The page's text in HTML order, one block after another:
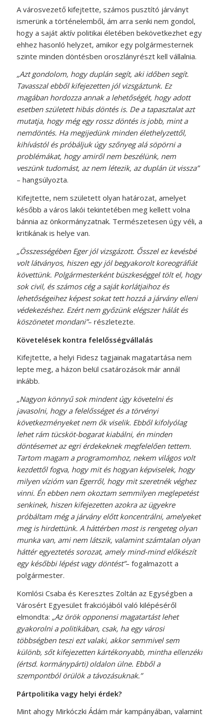
A városvezető kifejtette, számos pusztító járványt
ismerünk a történelemből, ám arra senki nem gondol,
hogy a saját aktív politikai életében bekövetkezhet egy
ehhez hasonló helyzet, amikor egy polgármesternek
szinte minden döntésben oroszlányrészt kell vállalnia.
„Azt gondolom, hogy duplán segít, aki időben segít.
Tavasszal ebből kifejezetten jól vizsgáztunk. Ez
magában hordozza annak a lehetőségét, hogy adott
esetben született hibás döntés is. De a tapasztalat azt
mutatja, hogy még egy rossz döntés is jobb, mint a
nemdöntés. Ha megijedünk minden élethelyzettől,
kihívástól és próbáljuk úgy szőnyeg alá söpörni a
problémákat, hogy amiről nem beszélünk, nem
veszünk tudomást, az nem létezik, az duplán üt vissza”
– hangsúlyozta.
Kifejtette, nem született olyan határozat, amelyet
később a város lakói tekintetében meg kellett volna
bánnia az önkormányzatnak. Természetesen úgy véli, a
kritikának is helye van.
„Összességében Eger jól vizsgázott. Ősszel ez kevésbé
volt látványos, hiszen egy jól begyakorolt koreográfiát
követtünk. Polgármesterként büszkeséggel tölt el, hogy
sok civil, és számos cég a saját korlátjaihoz és
lehetőségeihez képest sokat tett hozzá a járvány elleni
védekezéshez. Ezért nem győzünk elégszer hálát és
köszönetet mondani”– részletezte.
Követelések kontra felelősségvállalás
Kifejtette, a helyi Fidesz tagjainak magatartása nem
lepte meg, a házon belül csatározások már annál
inkább.
„Nagyon könnyű sok mindent úgy követelni és
javasolni, hogy a felelősséget és a törvényi
következményeket nem ők viselik. Ebből kifolyólag
lehet rám tücsköt-bogarat kiabálni, én minden
döntésemet az egri érdekeknek megfelelően tettem.
Tartom magam a programomhoz, nekem világos volt
kezdettől fogva, hogy mit és hogyan képviselek, hogy
milyen vízióm van Egerről, hogy mit szeretnék véghez
vinni. Én ebben nem okoztam semmilyen meglepetést
senkinek, hiszen kifejezetten azokra az ügyekre
próbáltam még a járvány előtt koncentrálni, amelyeket
meg is hirdettünk. A háttérben most is rengeteg olyan
munka van, ami nem látszik, valamint számtalan olyan
háttér egyeztetés sorozat, amely mind-mind előkészít
egy későbbi lépést vagy döntést”– fogalmazott a
polgármester.
Komlósi Csaba és Keresztes Zoltán az Egységben a
Városért Egyesület frakciójából való kilépéséről
elmondta: „Az örök opponensi magatartást lehet
gyakorolni a politikában, csak, ha egy városi
többségben teszi ezt valaki, akkor semmivel sem
különb, sőt kifejezetten kártékonyabb, mintha ellenzéki
(értsd. kormánypárti) oldalon ülne. Ebből a
szempontból örülök a távozásuknak.”
Pártpolitika vagy helyi érdek?
Mint ahogy Mirkóczki Ádám már kampányában, valamint